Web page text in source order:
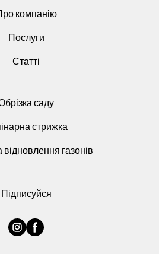
компанію
Послуги
Статті
саду
стрижка
відновлення газонів
Підписуйся